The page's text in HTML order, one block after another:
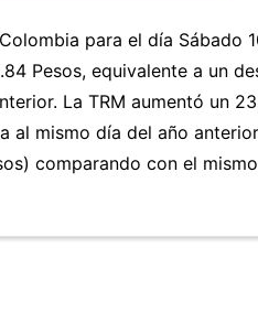
para el día Sábado
Pesos, equivalente a un
La TRM aumentó un
al mismo día del año
comparando con el